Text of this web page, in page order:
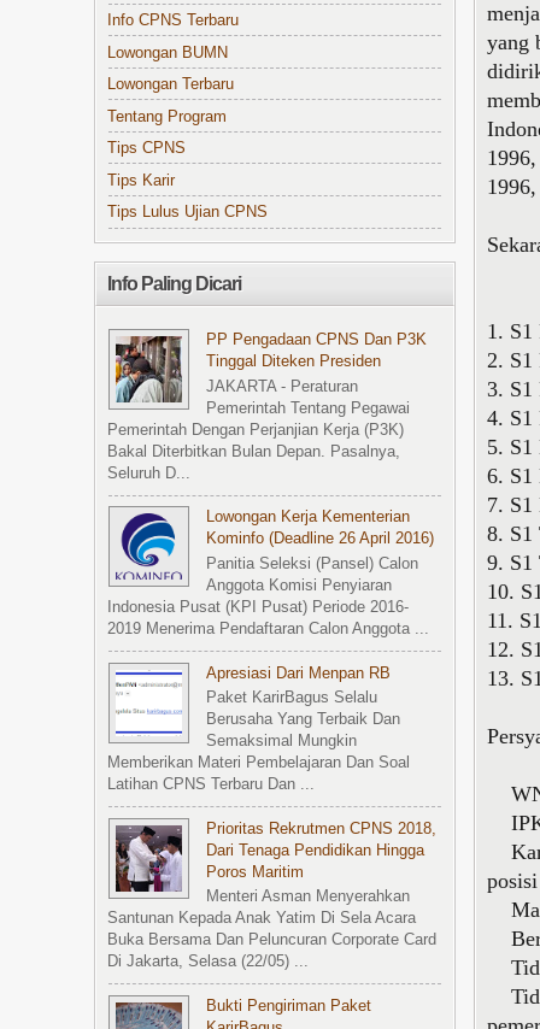
yang
1.
2.
3. S1
4. S1
5.
6. S1
7.
8.
9.
10.
11.
12.
13.
IPK
Info CPNS Terbaru
Lowongan BUMN
Lowongan Terbaru
Tentang Program
Tips CPNS
Tips Karir
Tips Lulus Ujian CPNS
Info Paling Dicari
PP Pengadaan CPNS Dan P3K
Tinggal Diteken Presiden
JAKARTA - Peraturan
Pemerintah Tentang Pegawai
Pemerintah Dengan Perjanjian Kerja (P3K)
Bakal Diterbitkan Bulan Depan. Pasalnya,
Seluruh D...
Lowongan Kerja Kementerian
Kominfo (Deadline 26 April 2016)
Panitia Seleksi (Pansel) Calon
Anggota Komisi Penyiaran
Indonesia Pusat (KPI Pusat) Periode 2016-
2019 Menerima Pendaftaran Calon Anggota ...
Apresiasi Dari Menpan RB
Paket KarirBagus Selalu
Berusaha Yang Terbaik Dan
Semaksimal Mungkin
Memberikan Materi Pembelajaran Dan Soal
Latihan CPNS Terbaru Dan ...
Prioritas Rekrutmen CPNS 2018,
Dari Tenaga Pendidikan Hingga
Poros Maritim
Menteri Asman Menyerahkan
Santunan Kepada Anak Yatim Di Sela Acara
Buka Bersama Dan Peluncuran Corporate Card
Di Jakarta, Selasa (22/05) ...
Bukti Pengiriman Paket